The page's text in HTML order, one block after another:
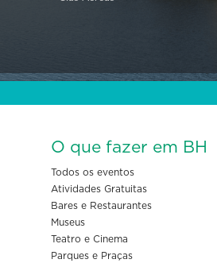
O que fazer em BH
Todos os eventos
Atividades Gratuitas
Bares e Restaurantes
Museus
Teatro e Cinema
Parques e Praças